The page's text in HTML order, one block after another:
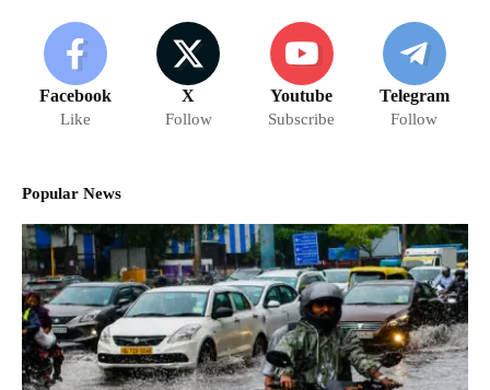
Facebook
Like
X
Follow
Youtube
Subscribe
Telegram
Follow
Popular News